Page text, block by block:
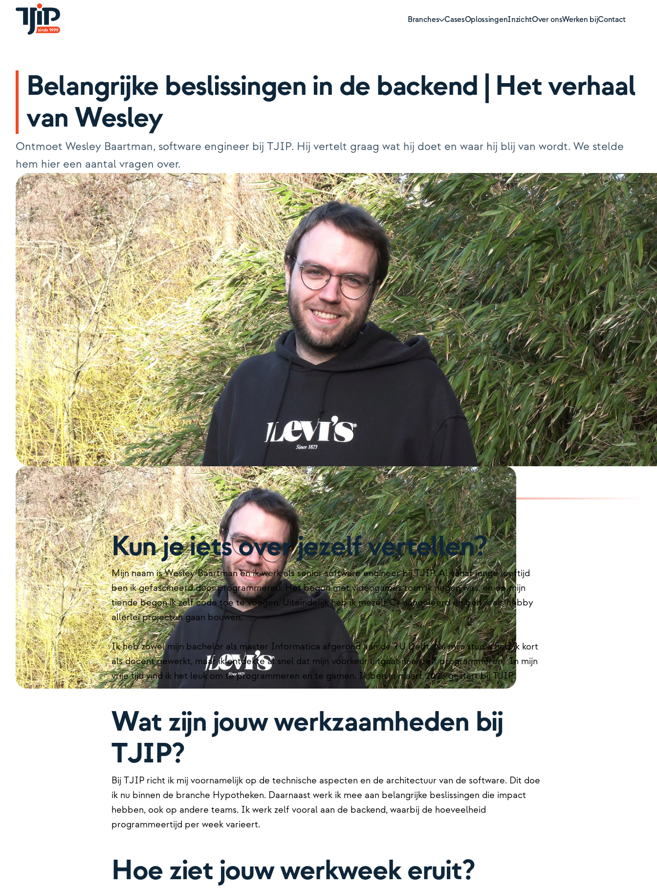
Branches
Hypotheken
Verzekeren
CasesOplossingenInzichtOver onsWerken bijContact
Belangrijke beslissingen in de backend | Het verhaal
van Wesley
Ontmoet Wesley Baartman, software engineer bij TJIP. Hij vertelt graag wat hij doet en waar hij blij van wordt. We stelde
hem hier een aantal vragen over.
Kunje iets over jezelf vertellen?
Mijn naam is Wesley Baartman en ik werk als senior software engineer bij TJIP. Al vanaf jonge leeftijd
ben ik gefascineerd door programmeren. Het begon met videogames toen ik negen was, en op mijn
tiende begon ik zelf code toe te voegen. Uiteindelijk heb ik mezelf C# aangeleerd en ben ik als hobby
allerlei projecten gaan bouwen.
Ik heb zowel mijn bachelor als master Informatica afgerond aan de TU Delft. Na mijn studie heb ik kort
als docent gewerkt, maar ik ontdekte al snel dat mijn voorkeur uitgaat naar zelf programmeren. In mijn
vrije tijd vind ik het leuk om te programmeren en te gamen. Ik ben in maart 2023 gestart bij TJIP.
Wat zijn jouw werkzaamheden bij
TJIP?
Bij TJIP richt ik mij voornamelijk op de technische aspecten en de architectuur van de software. Dit doe
ik nu binnen de branche Hypotheken. Daarnaast werk ik mee aan belangrijke beslissingen die impact
hebben, ook op andere teams. Ik werk zelf vooral aan de backend, waarbij de hoeveelheid
programmeertijd per week varieert.
Hoe ziet jouw werkweek eruit?